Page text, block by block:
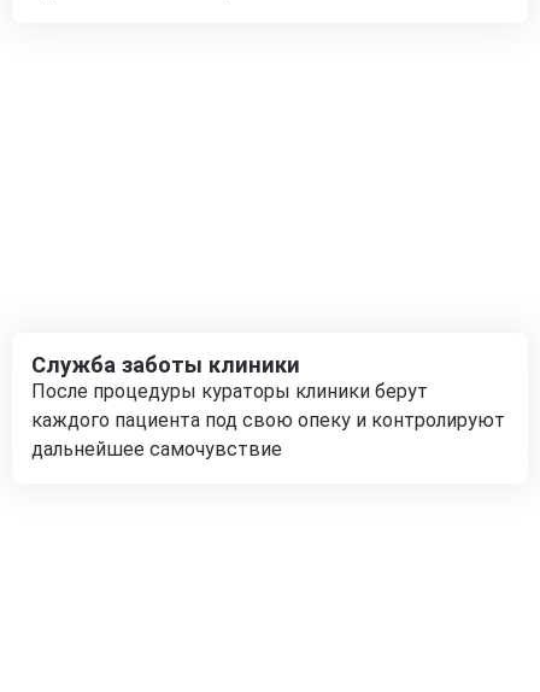
Служба заботы клиники
После процедуры кураторы клиники берут
каждого пациента под свою опеку и контролируют
дальнейшее самочувствие